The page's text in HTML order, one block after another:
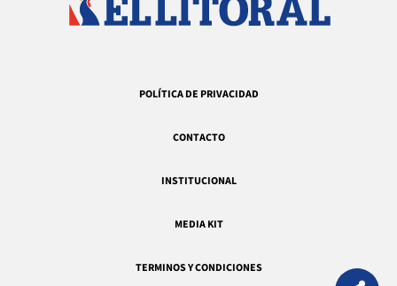
POLÍTICA DE PRIVACIDAD
CONTACTO
INSTITUCIONAL
MEDIA KIT
TERMINOS Y CONDICIONES